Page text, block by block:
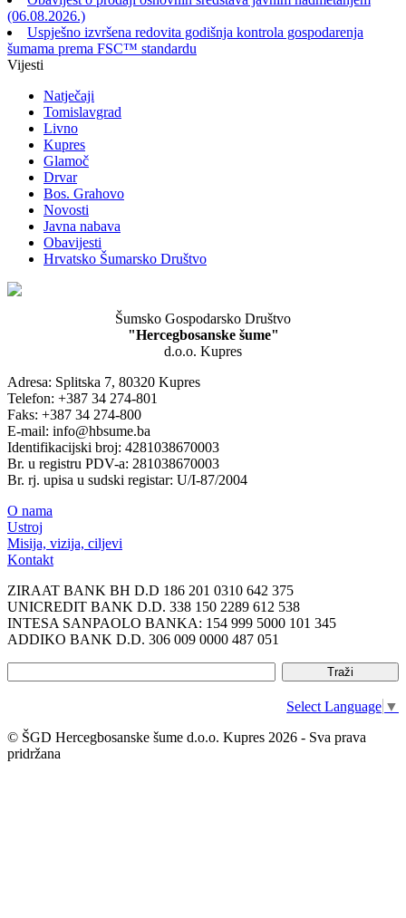
(06.08.2026.)
Uspješno izvršena redovita godišnja kontrola gospodarenja
šumama prema FSC™ standardu
Vijesti
Natječaji
Tomislavgrad
Livno
Kupres
Glamoč
Drvar
Bos. Grahovo
Novosti
Javna nabava
Obavijesti
Hrvatsko Šumarsko Društvo
Šumsko Gospodarsko Društvo
"Hercegbosanske šume"
d.o.o. Kupres
Adresa: Splitska 7, 80320 Kupres
Telefon: +387 34 274-801
Faks: +387 34 274-800
E-mail: info@hbsume.ba
Identifikacijski broj: 4281038670003
Br. u registru PDV-a: 281038670003
Br. rj. upisa u sudski registar: U/I-87/2004
O nama
Ustroj
Misija, vizija, ciljevi
Kontakt
ZIRAAT BANK BH D.D 186 201 0310 642 375
UNICREDIT BANK D.D. 338 150 2289 612 538
INTESA SANPAOLO BANKA: 154 999 5000 101 345
ADDIKO BANK D.D. 306 009 0000 487 051
Select Language ▼
© ŠGD Hercegbosanske šume d.o.o. Kupres 2026 - Sva prava
pridržana